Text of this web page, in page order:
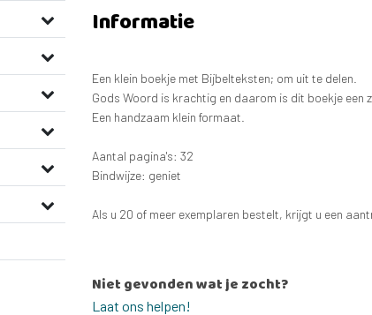
Informatie
Een klein boekje met Bijbelteksten; om uit te delen.
Gods Woord is krachtig en daarom is dit boekje een
Een handzaam klein formaat.
Aantal pagina's: 32
Bindwijze: geniet
Als u 20 of meer exemplaren bestelt, krijgt u een
Niet gevonden wat je zocht?
Laat ons helpen!